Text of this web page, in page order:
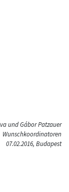
und Gábor Patzauer
Wunschkoordinatoren
07.02.2016, Budapest